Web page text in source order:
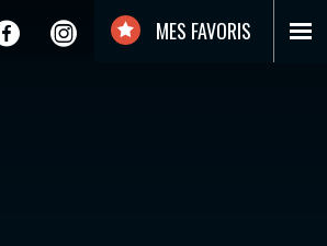
MES FAVORIS